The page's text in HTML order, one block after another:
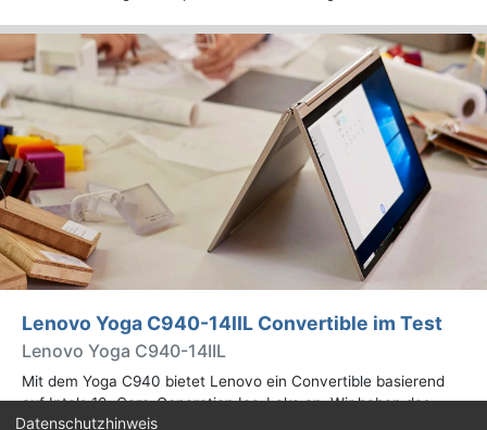
Lenovo Yoga C940-14IIL Convertible im Test
Lenovo Yoga C940-14IIL
Mit dem Yoga C940 bietet Lenovo ein Convertible basierend
auf Intels 10. Core-Generation Ice-Lake an. Wir haben das
flexible Leichtgewicht samt Touchscreen und Digitizer in der
Datenschutzhinweis